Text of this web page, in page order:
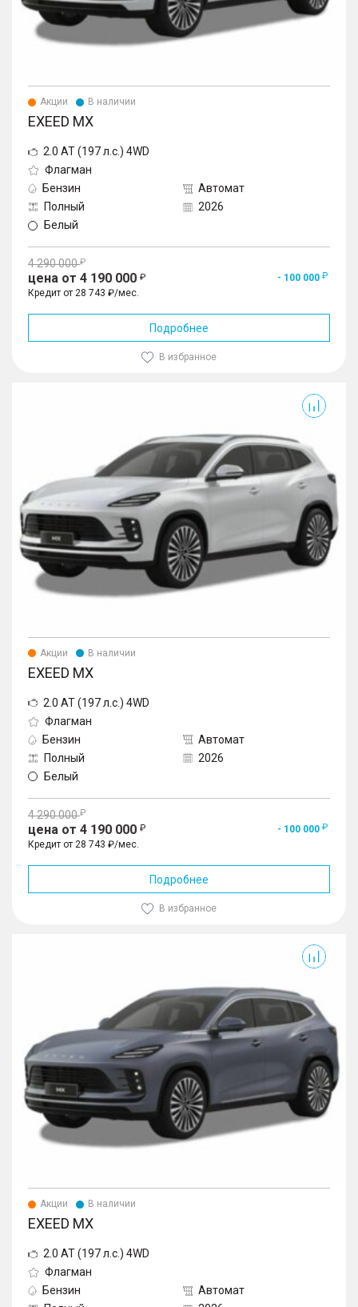
Акции В наличии
EXEED MX
2.0 AT (197 л.с.) 4WD
Флагман
Бензин
Автомат
Полный
2026
Белый
4 290 000
цена от 4 190 000
- 100 000
Кредит от 28 743 ₽/мес.
Подробнее
В избранное
Акции В наличии
EXEED MX
2.0 AT (197 л.с.) 4WD
Флагман
Бензин
Автомат
Полный
2026
Белый
4 290 000
цена от 4 190 000
- 100 000
Кредит от 28 743 ₽/мес.
Подробнее
В избранное
Акции В наличии
EXEED MX
2.0 AT (197 л.с.) 4WD
Флагман
Бензин
Автомат